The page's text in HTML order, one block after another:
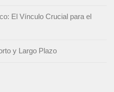
El Vínculo Crucial para el
y Largo Plazo